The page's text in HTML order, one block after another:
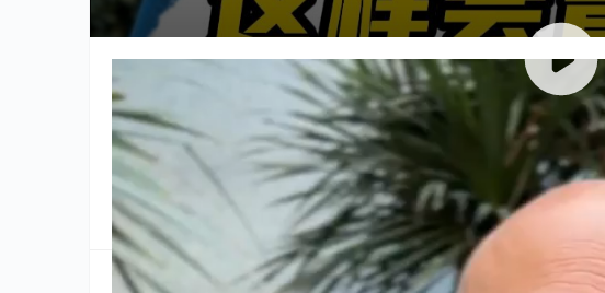
00:00 / 02:29
卢俊宇 胃癌
赞 (0)
分享到: 生成海报